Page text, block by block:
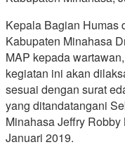
Kepala Bagian Humas
Kabupaten Minahasa
MAP kepada
kegiatan ini akan
sesuai dengan surat
yang ditandatangani
Minahasa Jeffry
Januari 2019.